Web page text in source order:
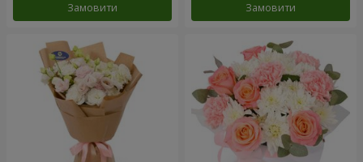
Замовити Замовити